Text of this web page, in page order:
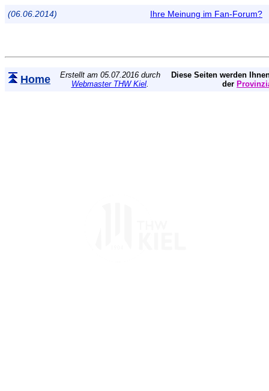
(06.06.2014) Ihre Meinung im Fan-Forum?
Home
Erstellt am 05.07.2016 durch
Webmaster THW Kiel.
Diese Seiten werden
der